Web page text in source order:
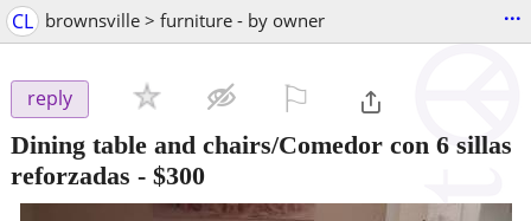
CL brownsville > furniture - by owner ...
reply
Dining table and chairs/Comedor con 6 sillas
reforzadas - $300